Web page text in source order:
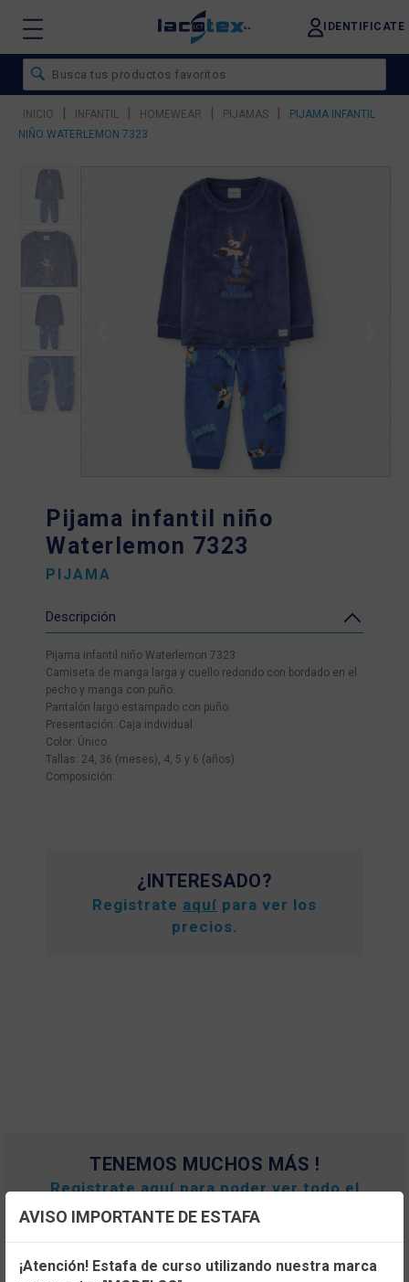
IDENTIFICATE
INICIO | INFANTIL | HOMEWEAR | PIJAMAS |
PIJAMA INFANTIL
NIÑO WATERLEMON 7323
Pijama infantil niño
Waterlemon 7323
PIJAMA
Descripción
Pijama infantil niño Waterlemon 7323
Camiseta de manga larga y cuello redondo con bordado en el
pecho y manga con puño.
Pantalón largo estampado con puño.
Presentación: Caja individual
Color: Único
Tallas: 24, 36 (meses), 4, 5 y 6 (años)
Composición:
¿INTERESADO?
Registrate aquí para ver los
precios.
TENEMOS MUCHOS MÁS !
Registrateaquípara poder ver todo el
contenido y los precios.
Configuración de cookies
AVISO IMPORTANTE DE ESTAFA
¡Atención! Estafa de curso utilizando nuestra marca